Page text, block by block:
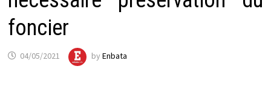
foncier
04/05/2021 by Enbata